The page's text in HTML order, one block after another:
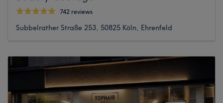
742 reviews
Subbelrather Straße 253, 50825 Köln, Ehrenfeld